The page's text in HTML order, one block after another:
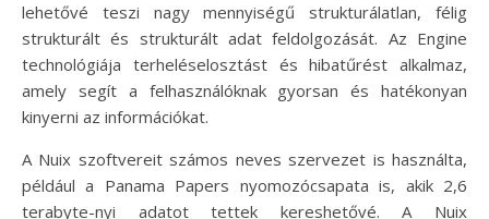
lehetővé teszi nagy mennyiségű strukturálatlan, félig
strukturált és strukturált adat feldolgozását. Az Engine
technológiája terheléselosztást és hibatűrést alkalmaz,
amely segít a felhasználóknak gyorsan és hatékonyan
kinyerni az információkat.
A Nuix szoftvereit számos neves szervezet is használta,
például a Panama Papers nyomozócsapata is, akik 2,6
terabyte-nyi adatot tettek kereshetővé. A Nuix